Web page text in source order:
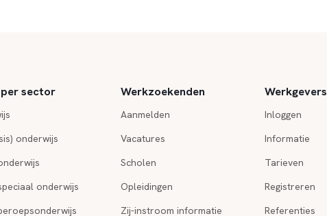
sector
onderwijs
onderwijs
Werkzoekenden
Aanmelden
Vacatures
Scholen
Opleidingen
Zij-instroom informatie
Werkgevers
Inloggen
Informatie
Tarieven
Registreren
Referenties